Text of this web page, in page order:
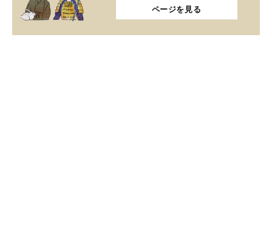
ページを見る